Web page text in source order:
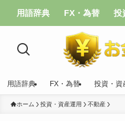
用語辞典 FX・為替 投
用語辞典 FX・為替 投資・資
ホーム 投資・資産運用 不動産